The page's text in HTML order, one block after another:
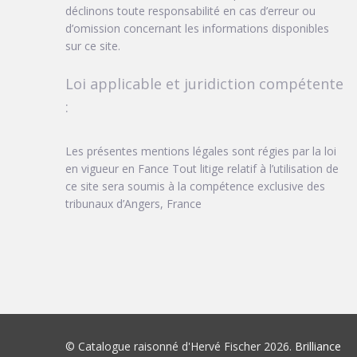
déclinons toute responsabilité en cas d’erreur ou
d’omission concernant les informations disponibles
sur ce site.
Loi applicable et juridiction compétente
:
Les présentes mentions légales sont régies par la loi
en vigueur en Fance Tout litige relatif à l’utilisation de
ce site sera soumis à la compétence exclusive des
tribunaux d’Angers, France
© Catalogue raisonné d'Hervé Fischer 2026. Brilliance